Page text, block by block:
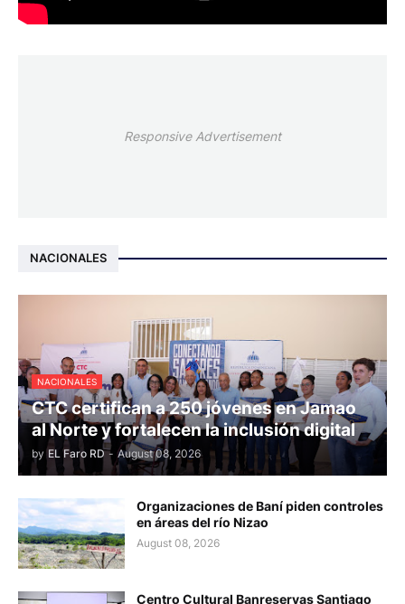
Responsive Advertisement
NACIONALES
NACIONALES
CTC certifican a 250 jóvenes en Jamao
al Norte y fortalecen la inclusión digital
by EL Faro RD - August 08, 2026
Organizaciones de Baní piden controles
en áreas del río Nizao
August 08, 2026
Centro Cultural Banreservas Santiago